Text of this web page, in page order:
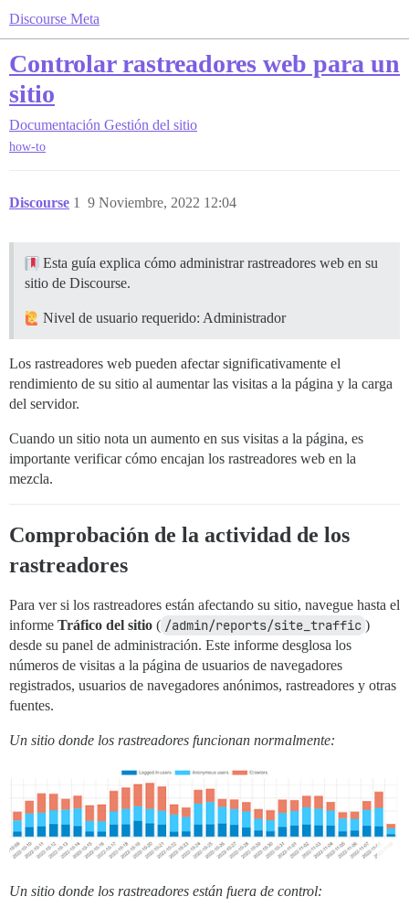
Discourse Meta
Controlar rastreadores web para un
sitio
Documentación Gestión del sitio
how-to
Discourse 9 Noviembre, 2022 12:04
1
Esta guía explica cómo administrar rastreadores web en su
sitio de Discourse.
Nivel de usuario requerido: Administrador
Los rastreadores web pueden afectar significativamente el
rendimiento de su sitio al aumentar las visitas a la página y la carga
del servidor.
Cuando un sitio nota un aumento en sus visitas a la página, es
importante verificar cómo encajan los rastreadores web en la
mezcla.
Comprobación de la actividad de los
rastreadores
Para ver si los rastreadores están afectando su sitio, navegue hasta el
informe Tráfico del sitio ( /admin/reports/site_traffic )
desde su panel de administración. Este informe desglosa los
números de visitas a la página de usuarios de navegadores
registrados, usuarios de navegadores anónimos, rastreadores y otras
fuentes.
Un sitio donde los rastreadores funcionan normalmente:
Un sitio donde los rastreadores están fuera de control: